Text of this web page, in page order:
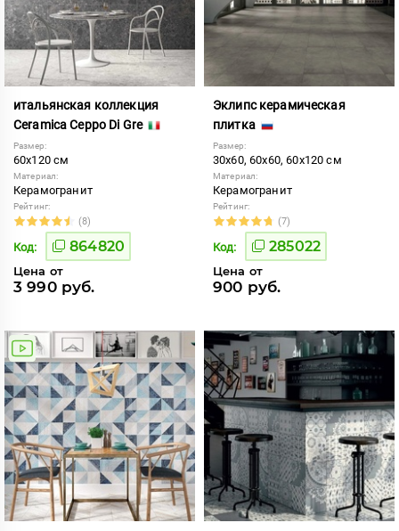
итальянская коллекция
Ceramica Ceppo Di Gre
Размер:
60x120 см
Материал:
Керамогранит
Рейтинг:
(8)
Код: 864820
Цена от
3 990 руб.
Эклипс керамическая
плитка
Размер:
30x60, 60x60, 60x120 см
Материал:
Керамогранит
Рейтинг:
(7)
Код: 285022
Цена от
900 руб.